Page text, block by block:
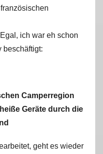
ich war eh schon
beschäftigt:
Camperregion
Geräte durch die
geht es wieder